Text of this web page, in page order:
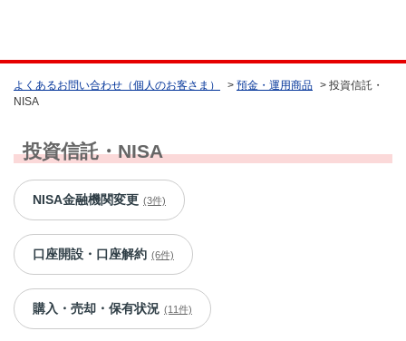
よくあるお問い合わせ（個人のお客さま） > 預金・運用商品 > 投資信託・
NISA
投資信託・NISA
NISA金融機関変更 (3件)
口座開設・口座解約 (6件)
購入・売却・保有状況 (11件)